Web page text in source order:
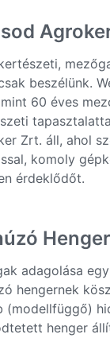
beszélünk.
60 éves
Zrt. áll, ahol
komoly
érdeklődőt.
Henger
adagolása
hengernek
(modellfüggő)
henger